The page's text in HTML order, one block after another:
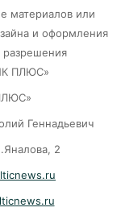
пустые
материалов или
и оформления
разрешения
ПЛЮС»
Геннадьевич
2